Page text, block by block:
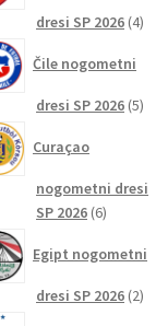
dresi SP 2026 44
Čile nogometni
dresi SP 2026 55
Curaçao
nogometni dresi
SP 2026 66
Egipt nogometni
dresi SP 2026 22